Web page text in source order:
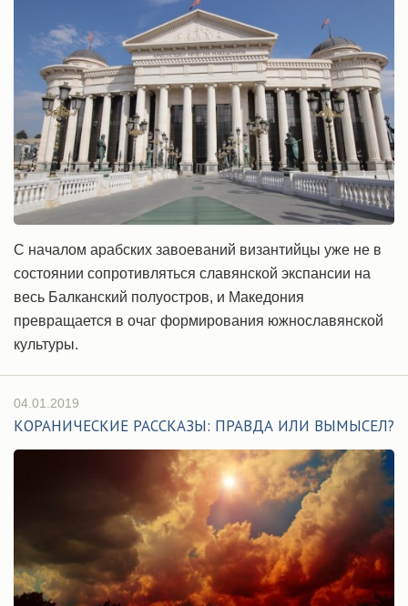
С началом арабских завоеваний византийцы уже не в
состоянии сопротивляться славянской экспансии на
весь Балканский полуостров, и Македония
превращается в очаг формирования южнославянской
культуры.
04.01.2019
КОРАНИЧЕСКИЕ РАССКАЗЫ: ПРАВДА ИЛИ ВЫМЫСЕЛ?